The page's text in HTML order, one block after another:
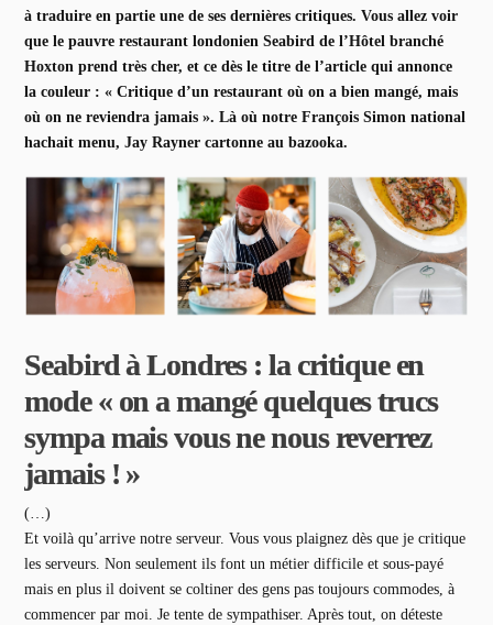
à traduire en partie une de ses dernières critiques. Vous allez voir
que le pauvre restaurant londonien Seabird de l’Hôtel branché
Hoxton prend très cher, et ce dès le titre de l’article qui annonce
la couleur : « Critique d’un restaurant où on a bien mangé, mais
où on ne reviendra jamais ». Là où notre François Simon national
hachait menu, Jay Rayner cartonne au bazooka.
Seabird à Londres : la critique en
mode « on a mangé quelques trucs
sympa mais vous ne nous reverrez
jamais ! »
(…)
Et voilà qu’arrive notre serveur. Vous vous plaignez dès que je critique
les serveurs. Non seulement ils font un métier difficile et sous-payé
mais en plus il doivent se coltiner des gens pas toujours commodes, à
commencer par moi. Je tente de sympathiser. Après tout, on déteste